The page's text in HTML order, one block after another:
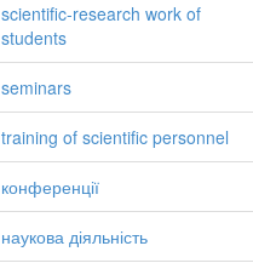
scientific-research work of
students
seminars
training of scientific personnel
конференції
наукова діяльність